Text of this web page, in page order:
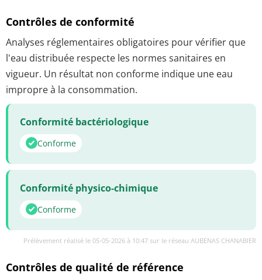
Contrôles de conformité
Analyses réglementaires obligatoires pour vérifier que
l'eau distribuée respecte les normes sanitaires en
vigueur. Un résultat non conforme indique une eau
impropre à la consommation.
Conformité bactériologique
Conforme
Conformité physico-chimique
Conforme
Prélèvement réalisé le 05-05-2026 à 10:47 sur le réseau AUBENAS CHANABIER
Contrôles de qualité de référence